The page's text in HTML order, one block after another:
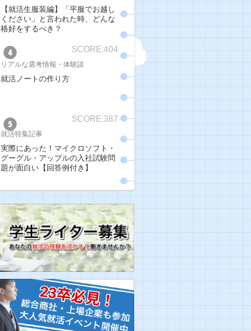
【就活生服装編】「平服でお越し
ください」と言われた時、どんな
格好をするべき？
SCORE:404
リアルな選考情報・体験談
就活ノートの作り方
SCORE:387
就活特集記事
実際にあった！マイクロソフト・
グーグル・アップルの入社試験問
題が面白い【回答例付き】